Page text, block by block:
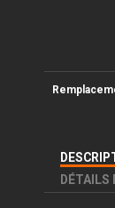
DÉTAILS